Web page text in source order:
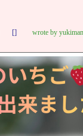
[] wrote by